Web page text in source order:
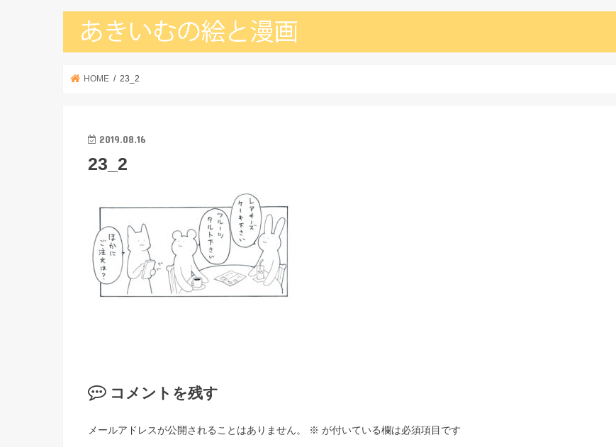
HOME 23_2
2019.08.16
23_2
コメントを残す
メールアドレスが公開されることはありません。 ※ が付いている欄は必須項目です